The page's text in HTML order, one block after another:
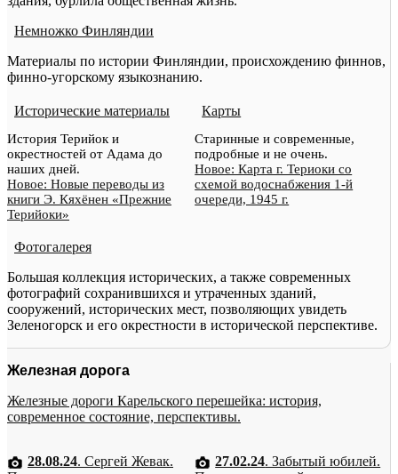
Немножко Финляндии
Материалы по истории Финляндии, происхождению финнов,
финно-угорскому языкознанию.
Исторические материалы
История Терийок и
окрестностей от Адама до
наших дней.
Новое: Новые переводы из
книги Э. Кяхёнен «Прежние
Терийоки»
Карты
Старинные и современные,
подробные и не очень.
Новое: Карта г. Териоки со
схемой водоснабжения 1-й
очереди, 1945 г.
Фотогалерея
Большая коллекция исторических, а также современных
фотографий сохранившихся и утраченных зданий,
сооружений, исторических мест, позволяющих увидеть
Зеленогорск и его окрестности в исторической перспективе.
Железная дорога
Железные дороги Карельского перешейка: история,
современное состояние, перспективы.
28.08.24. Сергей Жевак.
27.02.24. Забытый юбилей.